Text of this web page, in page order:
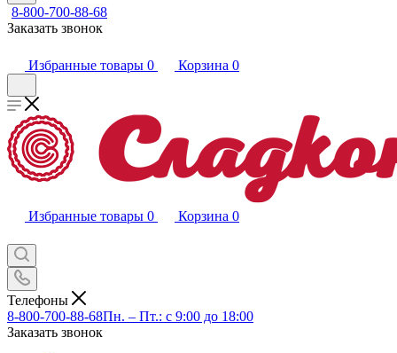
8-800-700-88-68
Заказать звонок
Избранные товары 0 Корзина 0
Избранные товары 0 Корзина 0
Телефоны
8-800-700-88-68Пн. – Пт.: с 9:00 до 18:00
Заказать звонок